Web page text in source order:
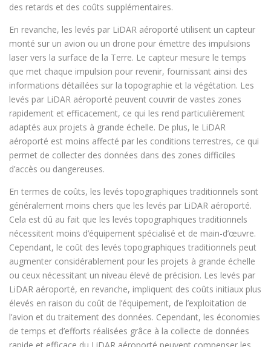
des retards et des coûts supplémentaires.
En revanche, les levés par LiDAR aéroporté utilisent un capteur
monté sur un avion ou un drone pour émettre des impulsions
laser vers la surface de la Terre. Le capteur mesure le temps
que met chaque impulsion pour revenir, fournissant ainsi des
informations détaillées sur la topographie et la végétation. Les
levés par LiDAR aéroporté peuvent couvrir de vastes zones
rapidement et efficacement, ce qui les rend particulièrement
adaptés aux projets à grande échelle. De plus, le LiDAR
aéroporté est moins affecté par les conditions terrestres, ce qui
permet de collecter des données dans des zones difficiles
d’accès ou dangereuses.
En termes de coûts, les levés topographiques traditionnels sont
généralement moins chers que les levés par LiDAR aéroporté.
Cela est dû au fait que les levés topographiques traditionnels
nécessitent moins d’équipement spécialisé et de main-d’œuvre.
Cependant, le coût des levés topographiques traditionnels peut
augmenter considérablement pour les projets à grande échelle
ou ceux nécessitant un niveau élevé de précision. Les levés par
LiDAR aéroporté, en revanche, impliquent des coûts initiaux plus
élevés en raison du coût de l’équipement, de l’exploitation de
l’avion et du traitement des données. Cependant, les économies
de temps et d’efforts réalisées grâce à la collecte de données